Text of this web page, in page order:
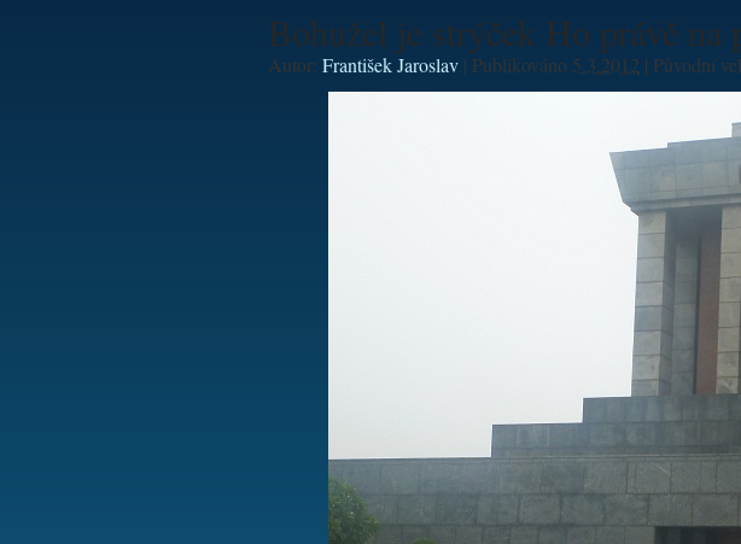
Bohužel je strýček Ho právě
Autor: František Jaroslav | Publikováno 5.3.2012 | Původní